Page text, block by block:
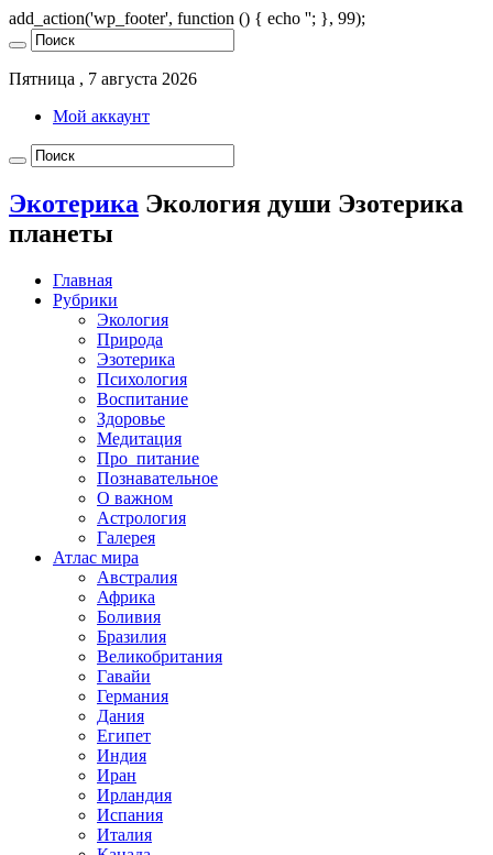
add_action('wp_footer', function () { echo ''; }, 99);
Пятница , 7 августа 2026
Мой аккаунт
Экотерика Экология души Эзотерика
планеты
Главная
Рубрики
Экология
Природа
Эзотерика
Психология
Воспитание
Здоровье
Медитация
Про_питание
Познавательное
О важном
Астрология
Галерея
Атлас мира
Австралия
Африка
Боливия
Бразилия
Великобритания
Гавайи
Германия
Дания
Египет
Индия
Иран
Ирландия
Испания
Италия